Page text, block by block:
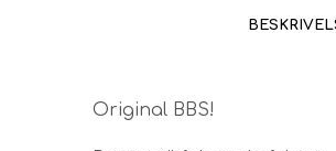
Original BBS!